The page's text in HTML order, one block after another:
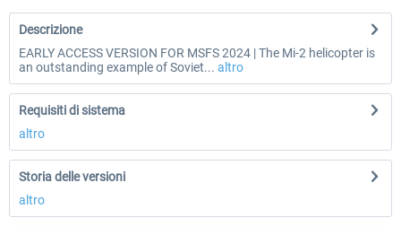
Descrizione
EARLY ACCESS VERSION FOR MSFS 2024 | The Mi-2 helicopter is
an outstanding example of Soviet... altro
Requisiti di sistema
altro
Storia delle versioni
altro